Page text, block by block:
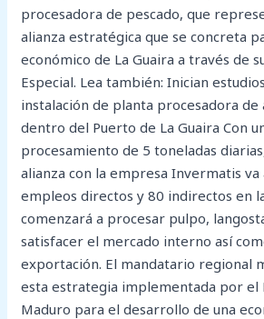
procesadora de pescado, que
alianza estratégica que se concreta
económico de La Guaira a través de
Especial. Lea también: Inician
instalación de planta procesadora
dentro del Puerto de La Guaira Con
procesamiento de 5 toneladas
alianza con la empresa Invermatis
empleos directos y 80 indirectos en
comenzará a procesar pulpo,
satisfacer el mercado interno así
exportación. El mandatario regional
esta estrategia implementada por el
Maduro para el desarrollo de una